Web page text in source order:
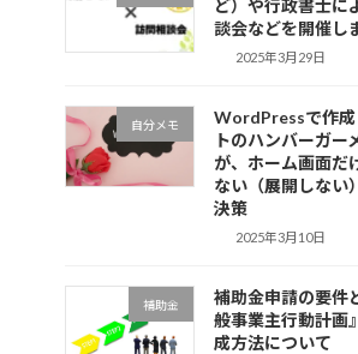
ど）や行政書士に
談会などを開催し
2025年3月29日
自分メモ
WordPressで作成
トのハンバーガー
が、ホーム画面だ
ない（展開しない
決策
2025年3月10日
補助金
補助金申請の要件
般事業主行動計画
成方法について